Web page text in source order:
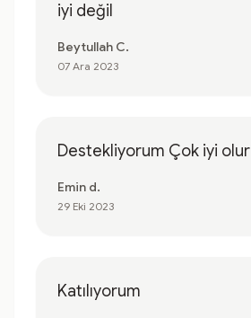
iyi değil
Beytullah C.
07 Ara 2023
Destekliyorum Çok iyi olur
Emin d.
29 Eki 2023
Katılıyorum